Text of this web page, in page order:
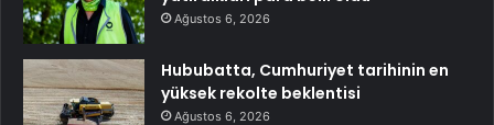
Ağustos 6, 2026
Hububatta, Cumhuriyet tarihinin en
yüksek rekolte beklentisi
Ağustos 6, 2026